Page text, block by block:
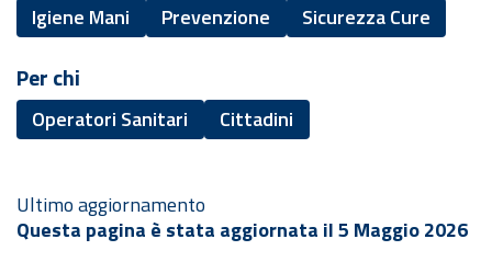
Igiene Mani Prevenzione Sicurezza Cure
Per chi
Operatori Sanitari Cittadini
Ultimo aggiornamento
Questa pagina è stata aggiornata il 5 Maggio 2026